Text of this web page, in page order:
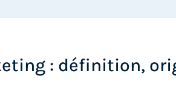
: définition,